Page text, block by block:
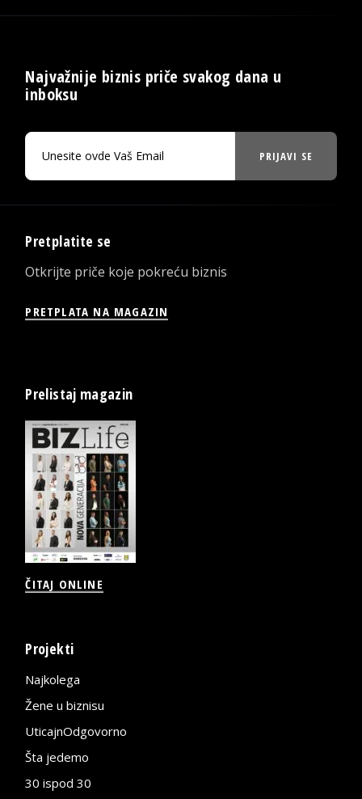
Najvažnije biznis priče svakog dana u
inboksu
PRIJAVI SE
Pretplatite se
Otkrijte priče koje pokreću biznis
PRETPLATA NA MAGAZIN
Prelistaj magazin
ČITAJ ONLINE
Projekti
Najkolega
Žene u biznisu
UticajnOdgovorno
Šta jedemo
30 ispod 30